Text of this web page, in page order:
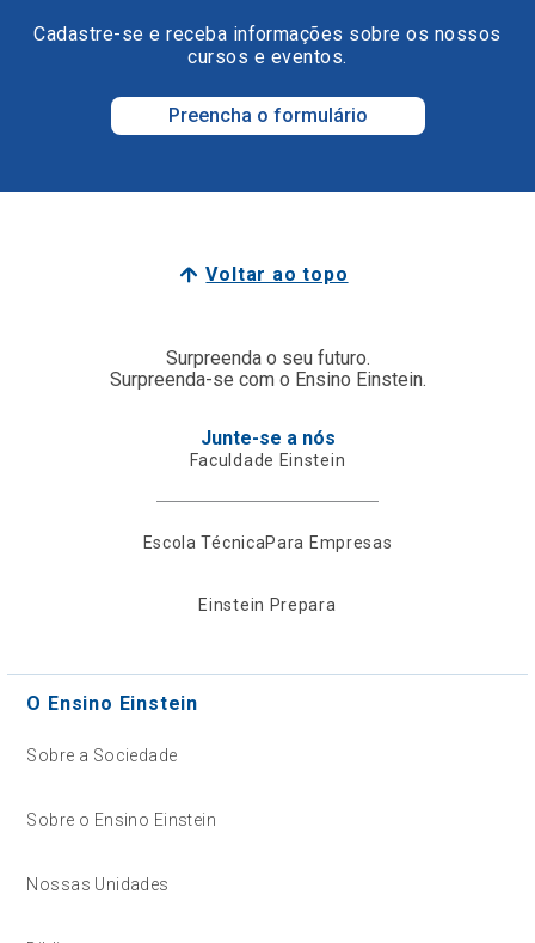
Cadastre-se e receba informações sobre os nossos
cursos e eventos.
Preencha o formulário
Voltar ao topo
Surpreenda o seu futuro.
Surpreenda-se com o Ensino Einstein.
Junte-se a nós
Faculdade Einstein
Escola TécnicaPara Empresas
Einstein Prepara
O Ensino Einstein
Sobre a Sociedade
Sobre o Ensino Einstein
Nossas Unidades